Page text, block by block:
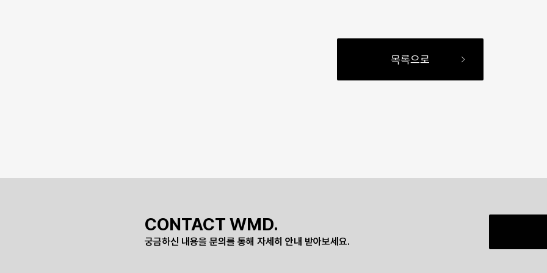
목록으로
CONTACT WMD.
궁금하신 내용을 문의를 통해 자세히 안내 받아보세요.